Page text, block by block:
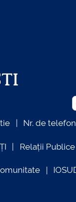
Nr. de
Relații Publice